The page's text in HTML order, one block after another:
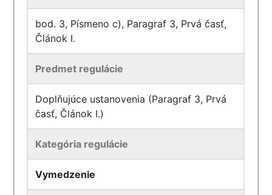
bod. 3, Písmeno c), Paragraf 3, Prvá časť,
Článok I.
Predmet regulácie
Doplňujúce ustanovenia (Paragraf 3, Prvá
časť, Článok I.)
Kategória regulácie
Vymedzenie